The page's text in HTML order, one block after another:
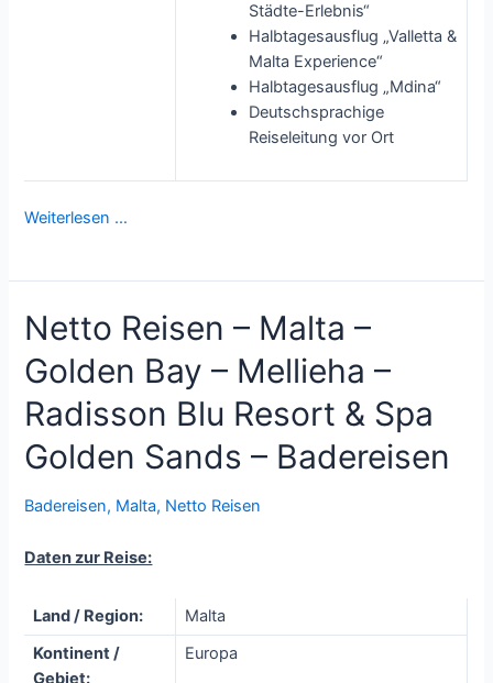
Städte-Erlebnis“
Halbtagesausflug „Valletta &
Malta Experience“
Halbtagesausflug „Mdina“
Deutschsprachige
Reiseleitung vor Ort
Weiterlesen …
Netto Reisen – Malta –
Golden Bay – Mellieha –
Radisson Blu Resort & Spa
Golden Sands – Badereisen
Badereisen, Malta, Netto Reisen
Daten zur Reise:
Land / Region:
Malta
Kontinent /
Gebiet:
Europa